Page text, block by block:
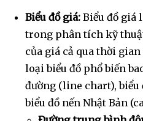
Biểu đồ giá: Biểu đồ giá
trong phân tích kỹ
của giá cả qua thời
loại biểu đồ phổ biến
đường (line chart), biểu
biểu đồ nến Nhật Bản